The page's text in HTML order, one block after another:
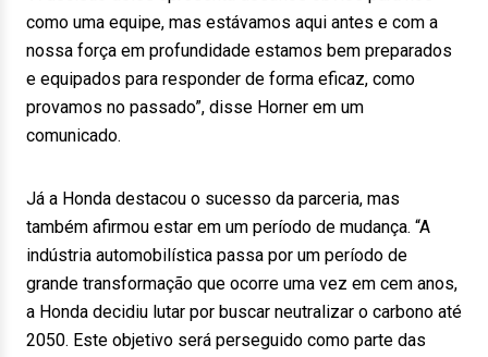
como uma equipe, mas estávamos aqui antes e com a
nossa força em profundidade estamos bem preparados
e equipados para responder de forma eficaz, como
provamos no passado”, disse Horner em um
comunicado.
Já a Honda destacou o sucesso da parceria, mas
também afirmou estar em um período de mudança. “A
indústria automobilística passa por um período de
grande transformação que ocorre uma vez em cem anos,
a Honda decidiu lutar por buscar neutralizar o carbono até
2050. Este objetivo será perseguido como parte das